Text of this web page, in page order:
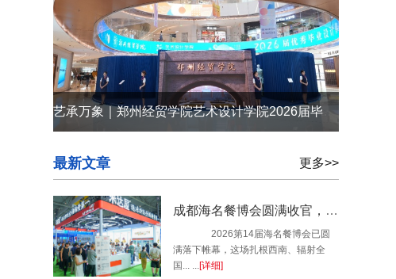
艺承万象｜郑州经贸学院艺术设计学院2026届毕业设计展盛大启幕
更多>>
最新文章
成都海名餐博会圆满收官，转战中原，解锁餐饮无限商机
2026第14届海名餐博会已圆
满落下帷幕，这场扎根西南、辐射全
国... ...[详细]